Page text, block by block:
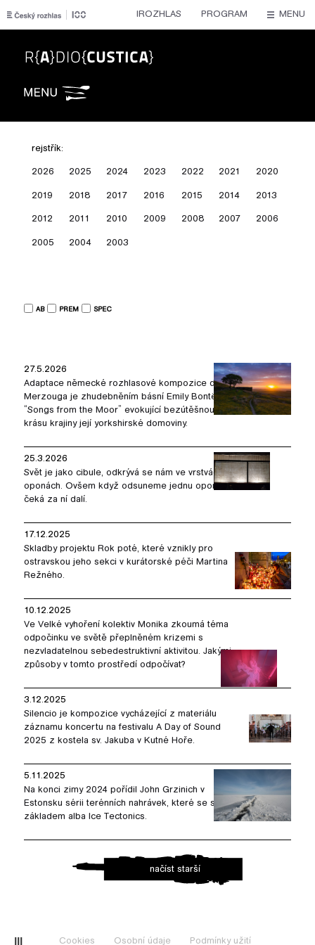
IROZHLAS PROGRAM MENU
rejstřík:
2026 2025 2024 2023 2022 2021 2020
2019 2018 2017 2016 2015 2014 2013
2012 2011 2010 2009 2008 2007 2006
2005 2004 2003
AB PREM SPEC
27.5.2026
Adaptace německé rozhlasové kompozice dua
Merzouga je zhudebněním básní Emily Bontë
“Songs from the Moor” evokující bezútěšnou
krásu krajiny její yorkshirské domoviny.
25.3.2026
Svět je jako cibule, odkrývá se nám ve vrstvách,
oponách. Ovšem když odsuneme jednu oponu,
čeká za ní dalí.
17.12.2025
Skladby projektu Rok poté, které vznikly pro
ostravskou jeho sekci v kurátorské péči Martina
Režného.
10.12.2025
Ve Velké vyhoření kolektiv Monika zkoumá téma
odpočinku ve světě přeplněném krizemi s
nezvladatelnou sebedestruktivní aktivitou. Jakými
způsoby v tomto prostředí odpočívat?
3.12.2025
Silencio je kompozice vycházející z materiálu
záznamu koncertu na festivalu A Day of Sound
2025 z kostela sv. Jakuba v Kutné Hoře.
5.11.2025
Na konci zimy 2024 pořídil John Grzinich v
Estonsku sérii terénních nahrávek, které se staly
základem alba Ice Tectonics.
načíst starší
Cookies Osobní údaje Podmínky užití